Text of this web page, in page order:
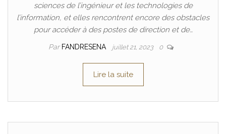
sciences de l’ingénieur et les technologies de
l’information, et elles rencontrent encore des obstacles
pour accéder à des postes de direction et de…
Par FANDRESENA juillet 21, 2023 0
Lire la suite